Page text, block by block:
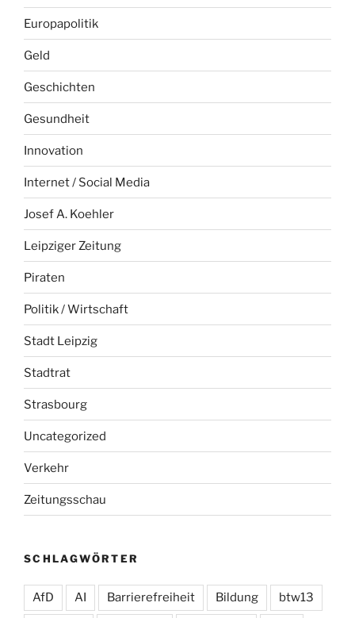
Europapolitik
Geld
Geschichten
Gesundheit
Innovation
Internet / Social Media
Josef A. Koehler
Leipziger Zeitung
Piraten
Politik / Wirtschaft
Stadt Leipzig
Stadtrat
Strasbourg
Uncategorized
Verkehr
Zeitungsschau
SCHLAGWÖRTER
AfD AI Barrierefreiheit Bildung btw13